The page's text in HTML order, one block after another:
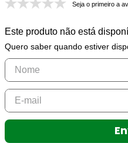
Seja o primeiro a
Este produto não está
Quero saber quando estiver